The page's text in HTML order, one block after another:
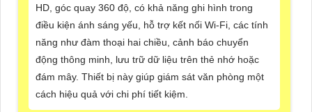
HD, góc quay 360 độ, có khả năng ghi hình trong
điều kiện ánh sáng yếu, hỗ trợ kết nối Wi-Fi, các tính
năng như đàm thoại hai chiều, cảnh báo chuyển
động thông minh, lưu trữ dữ liệu trên thẻ nhớ hoặc
đám mây. Thiết bị này giúp giám sát văn phòng một
cách hiệu quả với chi phí tiết kiệm.